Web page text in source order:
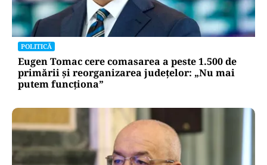
POLITICĂ
Eugen Tomac cere comasarea a peste 1.500 de
primării și reorganizarea județelor: „Nu mai
putem funcționa”